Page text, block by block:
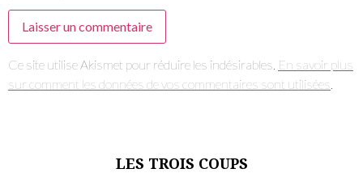
Ce site utilise Akismet pour réduire les indésirables. En savoir plus
sur comment les données de vos commentaires sont utilisées
LES TROIS COUPS